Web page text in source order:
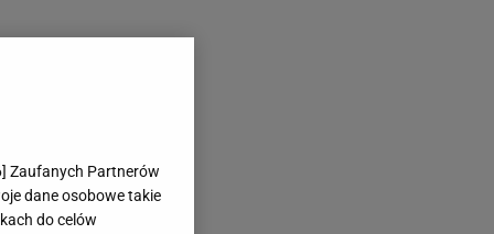
] Zaufanych Partnerów
dane osobowe takie
do celów